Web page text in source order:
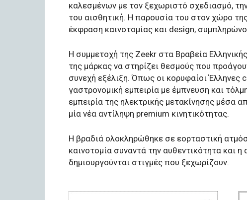
καλεσμένων με τον ξεχωριστό σχεδιασμό,
του αισθητική. Η παρουσία του στον χώρο
έκφραση καινοτομίας και design,
Η συμμετοχή της Zeekr στα Βραβεία
της μάρκας να στηρίζει θεσμούς που
συνεχή εξέλιξη. Όπως οι κορυφαίοι Έλληνες
γαστρονομική εμπειρία με έμπνευση και
εμπειρία της ηλεκτρικής μετακίνησης μέσα
μία νέα αντίληψη premium κινητικότητας.
Η βραδιά ολοκληρώθηκε σε εορταστική
καινοτομία συναντά την αυθεντικότητα και η
δημιουργούνται στιγμές που ξεχωρίζουν.